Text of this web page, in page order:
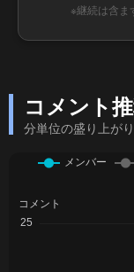
※継続は含ま
コメント
分単位の盛り上が